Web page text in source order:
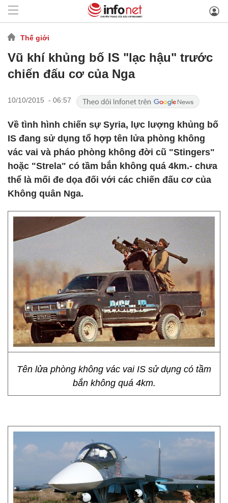
Thế giới
Vũ khí khủng bố IS "lạc hậu" trước
chiến đấu cơ của Nga
10/10/2015 - 06:57
Về tình hình chiến sự Syria, lực lượng khủng bố
IS đang sử dụng tổ hợp tên lửa phòng không
vác vai và pháo phòng không đời cũ "Stingers"
hoặc "Strela" có tầm bắn không quá 4km.- chưa
thể là mối đe dọa đối với các chiến đấu cơ của
Không quân Nga.
Tên lửa phòng không vác vai IS sử dụng có tầm
bắn không quá 4km.